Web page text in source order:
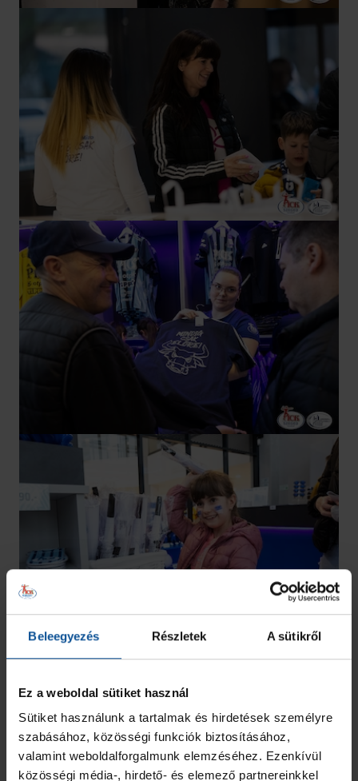
Beleegyezés Részletek A sütikről
Ez a weboldal sütiket használ
Sütiket használunk a tartalmak és hirdetések személyre
szabásához, közösségi funkciók biztosításához,
valamint weboldalforgalmunk elemzéséhez. Ezenkívül
közösségi média-, hirdető- és elemező partnereinkkel